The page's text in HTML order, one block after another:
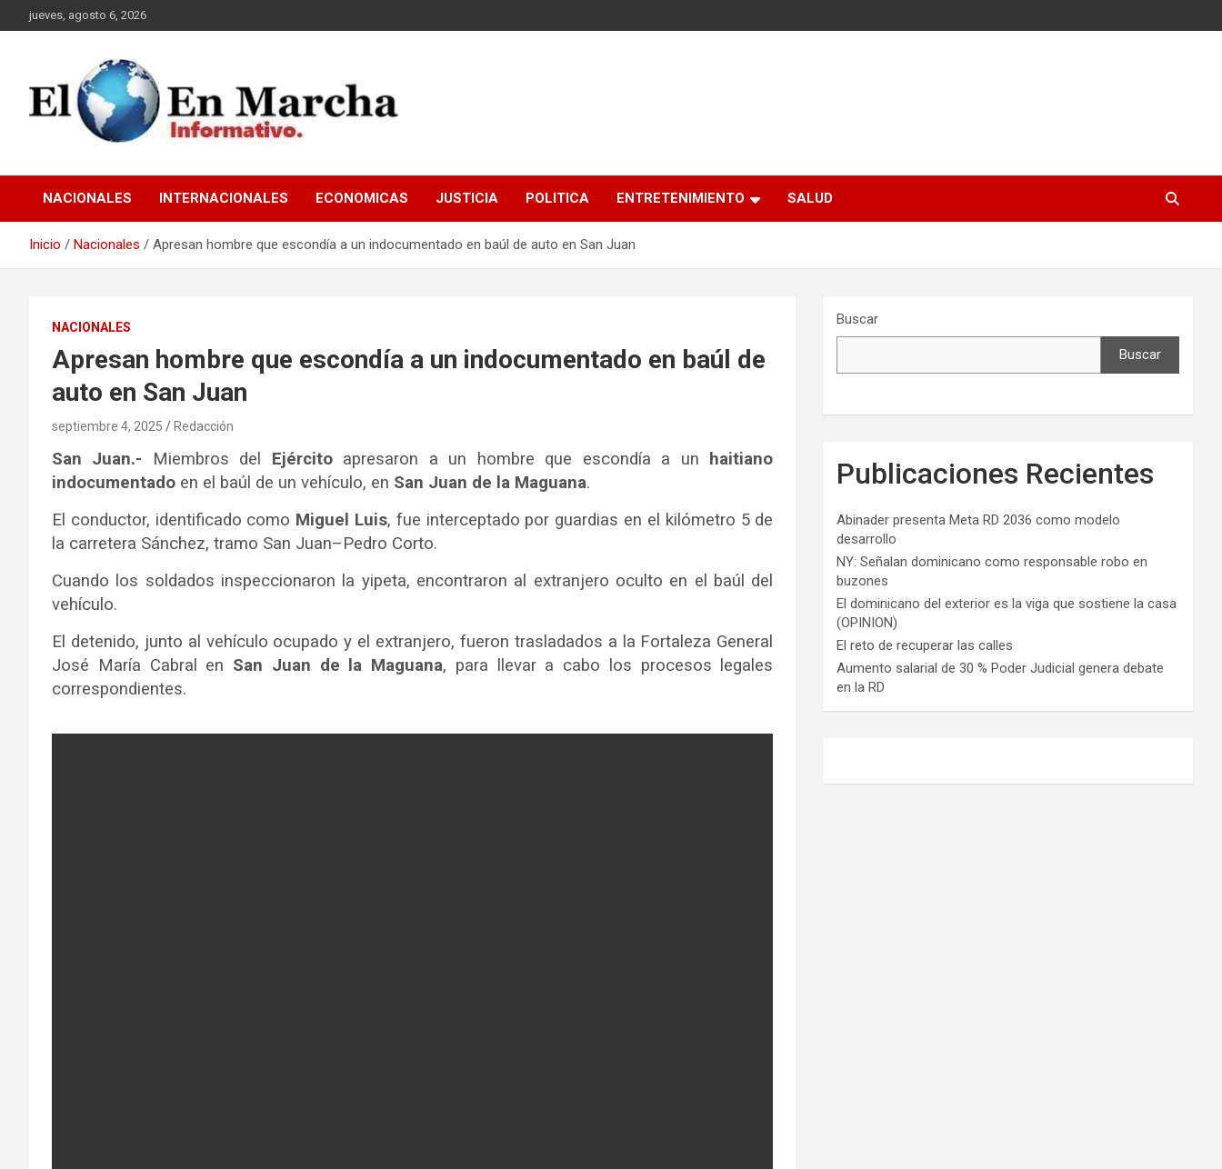
Saltar
al
jueves, agosto 6, 2026
elmundoenmarcha.net
NACIONALES INTERNACIONALES ECONOMICAS JUSTICIA POLITICA ENTRETENIMIENTO SALUD
Inicio Nacionales Apresan hombre que escondía a un indocumentado en baúl de auto en San Juan
NACIONALES
Apresan hombre que escondía a un indocumentado en baúl de
auto en San Juan
septiembre 4, 2025 Redacción
San Juan.- Miembros del Ejércitoapresaron a un hombre que escondía a un
haitiano
indocumentado en el baúl de un vehículo, en San Juan de la Maguana.
El conductor, identificado como Miguel Luis, fue interceptado por guardias en el kilómetro 5 de
la carretera Sánchez, tramo San Juan–Pedro Corto.
Cuando los soldados inspeccionaron la yipeta, encontraron al extranjero oculto en el baúl del
vehículo.
El detenido, junto al vehículo ocupado y el extranjero, fueron trasladados a la Fortaleza General
José María Cabral en San Juan de la Maguana, para llevar a cabo los procesos legales
correspondientes.
Buscar
Buscar
Publicaciones Recientes
Abinader presenta Meta RD 2036 como modelo
desarrollo
NY: Señalan dominicano como responsable robo en
buzones
El dominicano del exterior es la viga que sostiene la casa
(OPINION)
El reto de recuperar las calles
Aumento salarial de 30 % Poder Judicial genera debate
en la RD